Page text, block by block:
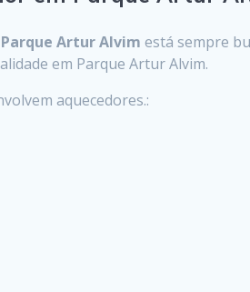
Artur Alvim está sempre
em Parque Artur Alvim.
aquecedores.: